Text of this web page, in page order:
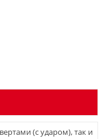
(с ударом), так и